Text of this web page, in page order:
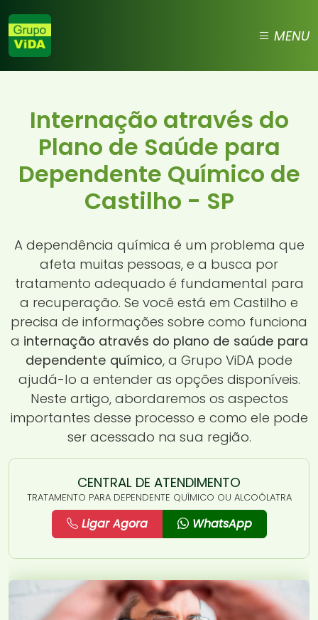
MENU
Internação através do
Plano de Saúde para
Dependente Químico de
Castilho - SP
A dependência química é um problema que
afeta muitas pessoas, e a busca por
tratamento adequado é fundamental para
a recuperação. Se você está em Castilho e
precisa de informações sobre como funciona
a internação através do plano de saúde para
dependente químico, a Grupo ViDA pode
ajudá-lo a entender as opções disponíveis.
Neste artigo, abordaremos os aspectos
importantes desse processo e como ele pode
ser acessado na sua região.
CENTRAL DE ATENDIMENTO
TRATAMENTO PARA DEPENDENTE QUÍMICO OU ALCOÓLATRA
Ligar Agora WhatsApp